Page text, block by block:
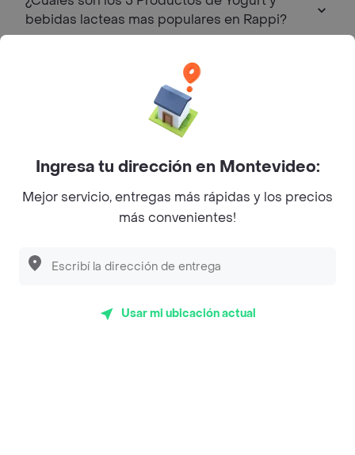
App Store Google play AppGallery
Pide tu comida favorita cerca de ti
2026 Rappi Inc. All rights reserved.
Ingresa tu dirección en Montevideo:
Mejor servicio, entregas más rápidas y los precios
más convenientes!
Usar mi ubicación actual